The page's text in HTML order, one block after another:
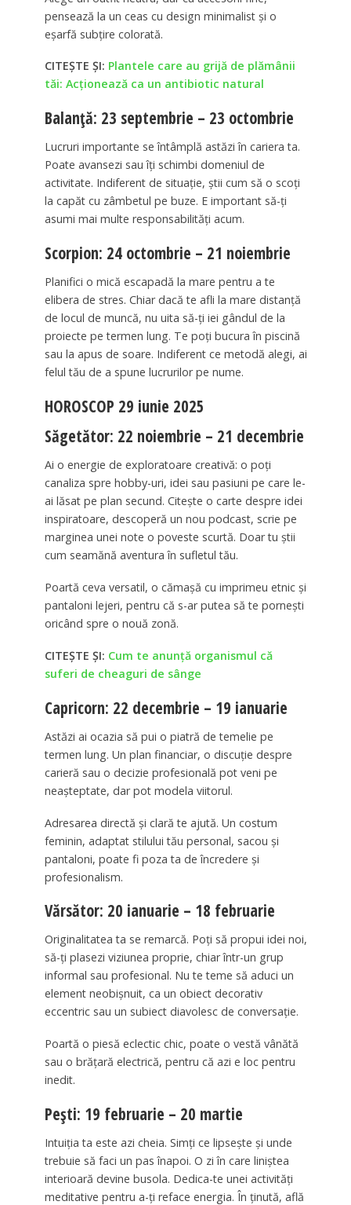
pensează la un ceas cu design minimalist și o
eșarfă subțire colorată.
CITEȘTE ȘI: Plantele care au grijă de plămânii
tăi: Acționează ca un antibiotic natural
Balanță: 23 septembrie – 23 octombrie
Lucruri importante se întâmplă astăzi în cariera ta.
Poate avansezi sau îți schimbi domeniul de
activitate. Indiferent de situație, știi cum să o scoți
la capăt cu zâmbetul pe buze. E important să-ți
asumi mai multe responsabilități acum.
Scorpion: 24 octombrie – 21 noiembrie
Planifici o mică escapadă la mare pentru a te
elibera de stres. Chiar dacă te afli la mare distanță
de locul de muncă, nu uita să-ți iei gândul de la
proiecte pe termen lung. Te poți bucura în piscină
sau la apus de soare. Indiferent ce metodă alegi, ai
felul tău de a spune lucrurilor pe nume.
HOROSCOP 29 iunie 2025
Săgetător: 22 noiembrie – 21 decembrie
Ai o energie de exploratoare creativă: o poți
canaliza spre hobby-uri, idei sau pasiuni pe care le-
ai lăsat pe plan secund. Citește o carte despre idei
inspiratoare, descoperă un nou podcast, scrie pe
marginea unei note o poveste scurtă. Doar tu știi
cum seamănă aventura în sufletul tău.
Poartă ceva versatil, o cămașă cu imprimeu etnic și
pantaloni lejeri, pentru că s-ar putea să te pornești
oricând spre o nouă zonă.
CITEȘTE ȘI: Cum te anunță organismul că
suferi de cheaguri de sânge
Capricorn: 22 decembrie – 19 ianuarie
Astăzi ai ocazia să pui o piatră de temelie pe
termen lung. Un plan financiar, o discuție despre
carieră sau o decizie profesională pot veni pe
neașteptate, dar pot modela viitorul.
Adresarea directă și clară te ajută. Un costum
feminin, adaptat stilului tău personal, sacou și
pantaloni, poate fi poza ta de încredere și
profesionalism.
Vărsător: 20 ianuarie – 18 februarie
Originalitatea ta se remarcă. Poți să propui idei noi,
să-ți plasezi viziunea proprie, chiar într-un grup
informal sau profesional. Nu te teme să aduci un
element neobișnuit, ca un obiect decorativ
eccentric sau un subiect diavolesc de conversație.
Poartă o piesă eclectic chic, poate o vestă vânătă
sau o brățară electrică, pentru că azi e loc pentru
inedit.
Pești: 19 februarie – 20 martie
Intuiția ta este azi cheia. Simți ce lipsește și unde
trebuie să faci un pas înapoi. O zi în care liniștea
interioară devine busola. Dedica-te unei activități
meditative pentru a-ți reface energia. În ținută, află